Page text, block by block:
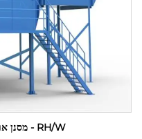
RH/W - מסנן אוויר אוטומטי לניקוי עצמי